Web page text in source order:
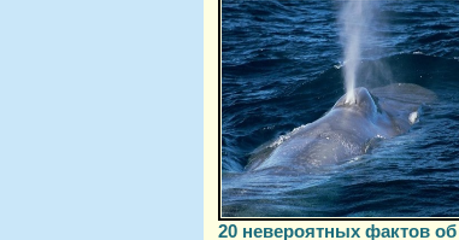
20 невероятных фактов об